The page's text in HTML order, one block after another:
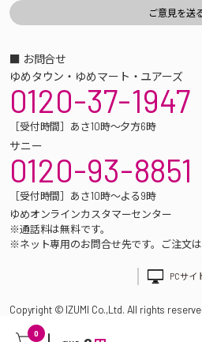
0
■ お問合せ
ゆめタウン・ゆめマート・ユアーズ
0120-37-1947
［受付時間］あさ10時～夕方6時
サニー
0120-93-8851
［受付時間］あさ10時～よる9時
ゆめオンラインカスタマーセンター
※通話料は無料です。
※ネット専用のお問合せ先です。ご注文は
PCサイ
Copyright © IZUMI Co.,Ltd. All rights